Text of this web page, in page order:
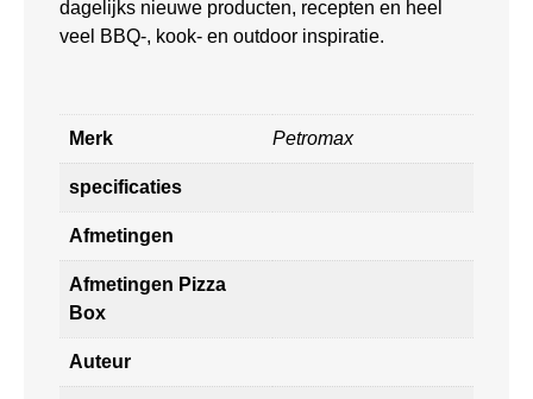
dagelijks nieuwe producten, recepten en heel
veel BBQ-, kook- en outdoor inspiratie.
Merk Petromax
specificaties
Afmetingen
Afmetingen Pizza
Box
Auteur